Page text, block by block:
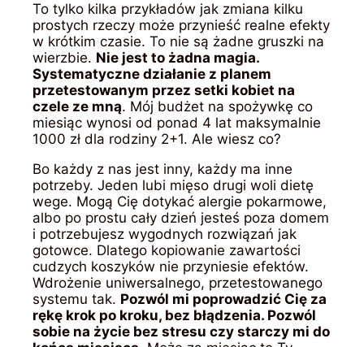
To tylko kilka przykładów jak zmiana kilku
prostych rzeczy może przynieść realne efekty
w krótkim czasie. To nie są żadne gruszki na
wierzbie. Nie jest to żadna magia.
Systematyczne działanie z planem
przetestowanym przez setki kobiet na
czele ze mną. Mój budżet na spożywkę co
miesiąc wynosi od ponad 4 lat maksymalnie
1000 zł dla rodziny 2+1. Ale wiesz co?
Bo każdy z nas jest inny, każdy ma inne
potrzeby. Jeden lubi mięso drugi woli dietę
wege. Mogą Cię dotykać alergie pokarmowe,
albo po prostu cały dzień jesteś poza domem
i potrzebujesz wygodnych rozwiązań jak
gotowce. Dlatego kopiowanie zawartości
cudzych koszyków nie przyniesie efektów.
Wdrożenie uniwersalnego, przetestowanego
systemu tak. Pozwól mi poprowadzić Cię za
rękę krok po kroku, bez błądzenia. Pozwól
sobie na życie bez stresu czy starczy mi do